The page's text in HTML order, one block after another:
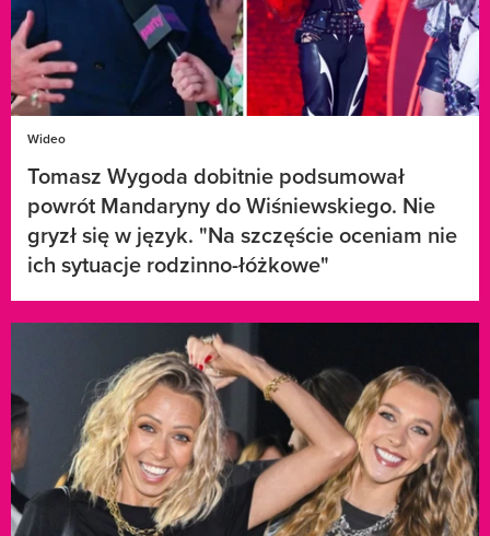
Wideo
Tomasz Wygoda dobitnie podsumował
powrót Mandaryny do Wiśniewskiego. Nie
gryzł się w język. "Na szczęście oceniam nie
ich sytuacje rodzinno-łóżkowe"